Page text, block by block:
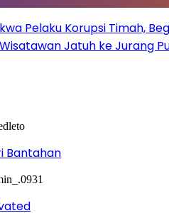
Pelaku Korupsi Timah,
Jatuh ke Jurang
Bantahan